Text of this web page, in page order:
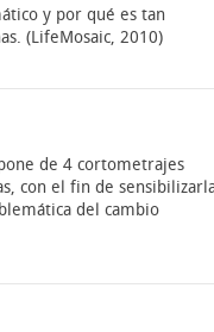
y por qué es tan
(LifeMosaic, 2010)
de 4 cortometrajes
con el fin de
del cambio